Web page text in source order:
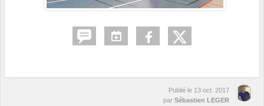
Publié le 13 oct. 2017
par Sébastien LEGER